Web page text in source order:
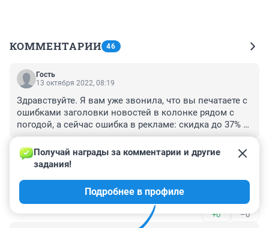
КОММЕНТАРИИ 46
Гость
13 октября 2022, 08:19
Здравствуйте. Я вам уже звонила, что вы печатаете с
ошибками заголовки новостей в колонке рядом с
погодой, а сейчас ошибка в рекламе: скидка до 37%
на холодильникЕ Haier. Надо быть внимательными,
или скидка так и лежит на холодильнике?
Гость
Москвичи его не заметили, походу.
+0 –0
Получай награды за комментарии и другие
задания!
Подробнее в профиле